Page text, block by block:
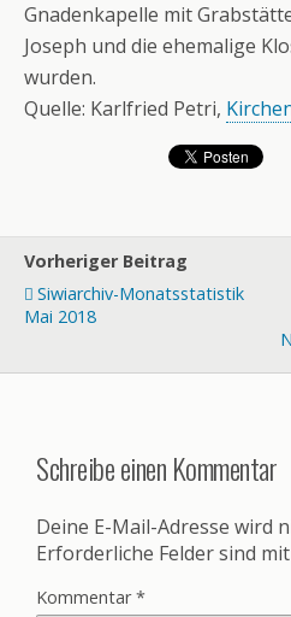
Gnadenkapelle mit
Joseph und die ehemalige
wurden.
Quelle: Karlfried Petri,
Vorheriger Beitrag
Siwiarchiv-Monatsstatistik
Mai 2018
Schreibe einen Kommentar
Deine E-Mail-Adresse wird
Erforderliche Felder sind mit
Kommentar*